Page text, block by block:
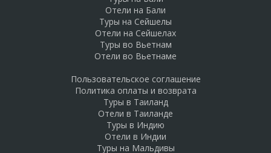
Отели на Бали
Туры на Сейшелы
Отели на Сейшелах
Туры во Вьетнам
Отели во Вьетнаме
Пользовательское соглашение
Политика оплаты и возврата
Туры в Таиланд
Отели в Таиланде
Туры в Индию
Отели в Индии
Туры на Мальдивы